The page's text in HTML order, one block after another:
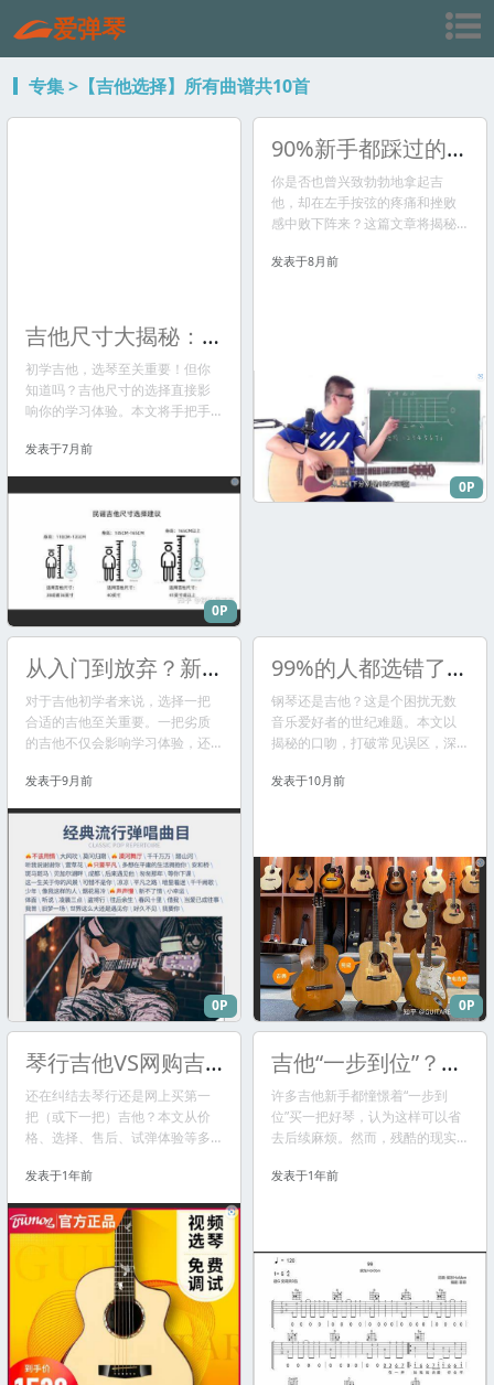
爱弹琴
专集>【吉他选择】所有曲谱共10首
吉他尺寸大揭秘：你的手型，决定你的琴！选错毁一生？！
初学吉他，选琴至关重要！但你
知道吗？吉他尺寸的选择直接影
响你的学习体验。本文将手把手
你的吉他尺寸，避免学习弯路，
轻松入门！
发表于7月前
0P
90%新手都踩过的坑！吉他左手入门，这3个“秘密”老师绝对不会告诉你...
你是否也曾兴致勃勃地拿起吉
他，却在左手按弦的疼痛和挫败
感中败下阵来？这篇文章将揭秘
新手常踩的坑，让你少走弯路，
发表于8月前
0P
从入门到放弃？新手吉他选错，可能毁掉你的音乐梦！(附吉他“防劝退”清单)
对于吉他初学者来说，选择一把
合适的吉他至关重要。一把劣质
的吉他不仅会影响学习体验，还
最终丧失学习兴趣，甚至放弃。
本文将详细介绍新手吉他选择的
关键要素，提供一份详尽的“防劝
退”清单，帮助你找到最适合自己
的第一把吉他，开启愉快的音乐
之旅。
发表于9月前
0P
99%的人都选错了！学乐器先钢琴还是吉他？内行人告诉你真相！
钢琴还是吉他？这是个困扰无数
音乐爱好者的世纪难题。本文以
揭秘的口吻，打破常见误区，深
找到最适合自己的乐器。
发表于10月前
0P
琴行吉他VS网购吉他，谁更适合你？终极购买指南！
还在纠结去琴行还是网上买第一
把（或下一把）吉他？本文从价
格、选择、售后、试弹体验等多
优劣势，并针对初学者和有经验
的吉他手给出购买建议，帮你找
到最适合自己的购买方式。
发表于1年前
吉他“一步到位”？99%的人都后悔了！为什么？
许多吉他新手都憧憬着“一步到
位”买一把好琴，认为这样可以省
去后续麻烦。然而，残酷的现实
学者最终都后悔了。本文深入剖
等，并提出更明智的建议：从入
门琴起步，在实践中积累经验，
待需求
发表于1年前